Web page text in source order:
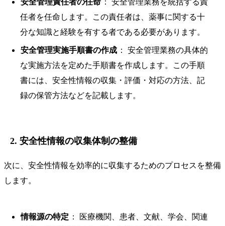
任者を任命します。この責任者は、薬事に関する十
分な知識と経験を有する者である必要があります。
安全管理実施手順書の作成 ： 安全管理業務の具体的
な実施方法を定めた手順書を作成します。この手順
書には、安全性情報の収集・評価・対応の方法、記
録の保管方法などを記載します。
2. 安全性情報の収集体制の整備
次に、安全性情報を効率的に収集するためのプロセスを整備
します。
情報源の特定 ： 医療機関、患者、文献、学会、関連